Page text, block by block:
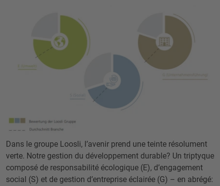
Dans le groupe Loosli, l’avenir prend une teinte résolument
verte. Notre gestion du développement durable? Un triptyque
composé de responsabilité écologique (E), d’engagement
social (S) et de gestion d’entreprise éclairée (G) – en abrégé: